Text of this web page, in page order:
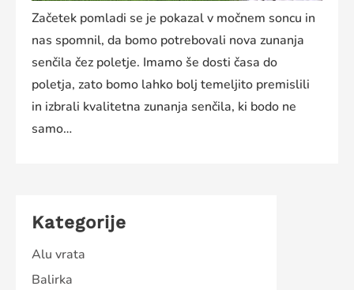
Začetek pomladi se je pokazal v močnem soncu in
nas spomnil, da bomo potrebovali nova zunanja
senčila čez poletje. Imamo še dosti časa do
poletja, zato bomo lahko bolj temeljito premislili
in izbrali kvalitetna zunanja senčila, ki bodo ne
samo…
Kategorije
Alu vrata
Balirka